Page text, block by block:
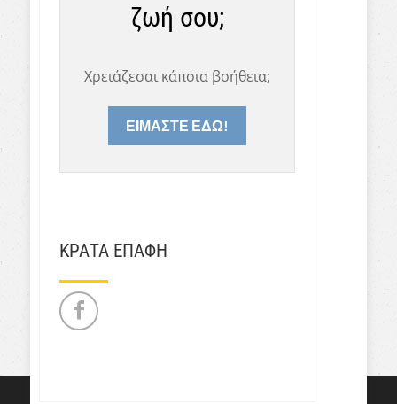
ζωή σου;
Χρειάζεσαι κάποια βοήθεια;
ΕΙΜΑΣΤΕ ΕΔΩ!
ΚΡΑΤΑ ΕΠΑΦΗ